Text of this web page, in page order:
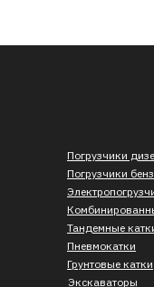
Погрузчики
Погрузчики
Экскаваторы
Грунтовые катки
Тандемные
Пневмокатки